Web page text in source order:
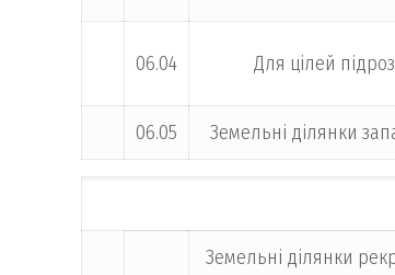
06.04 Для цілей
06.05 Земельні ділянки
Земельні ділянки